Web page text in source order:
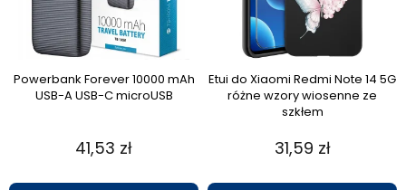
Powerbank Forever 10000 mAh
USB-A USB-C microUSB
41,53 zł
Etui do Xiaomi Redmi Note 14 5G
różne wzory wiosenne ze
szkłem
31,59 zł